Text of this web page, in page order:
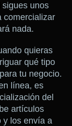
sigues unos
comercializar
nada.
quieras
qué tipo
tu negocio.
línea, es
del
artículos
y los envía a